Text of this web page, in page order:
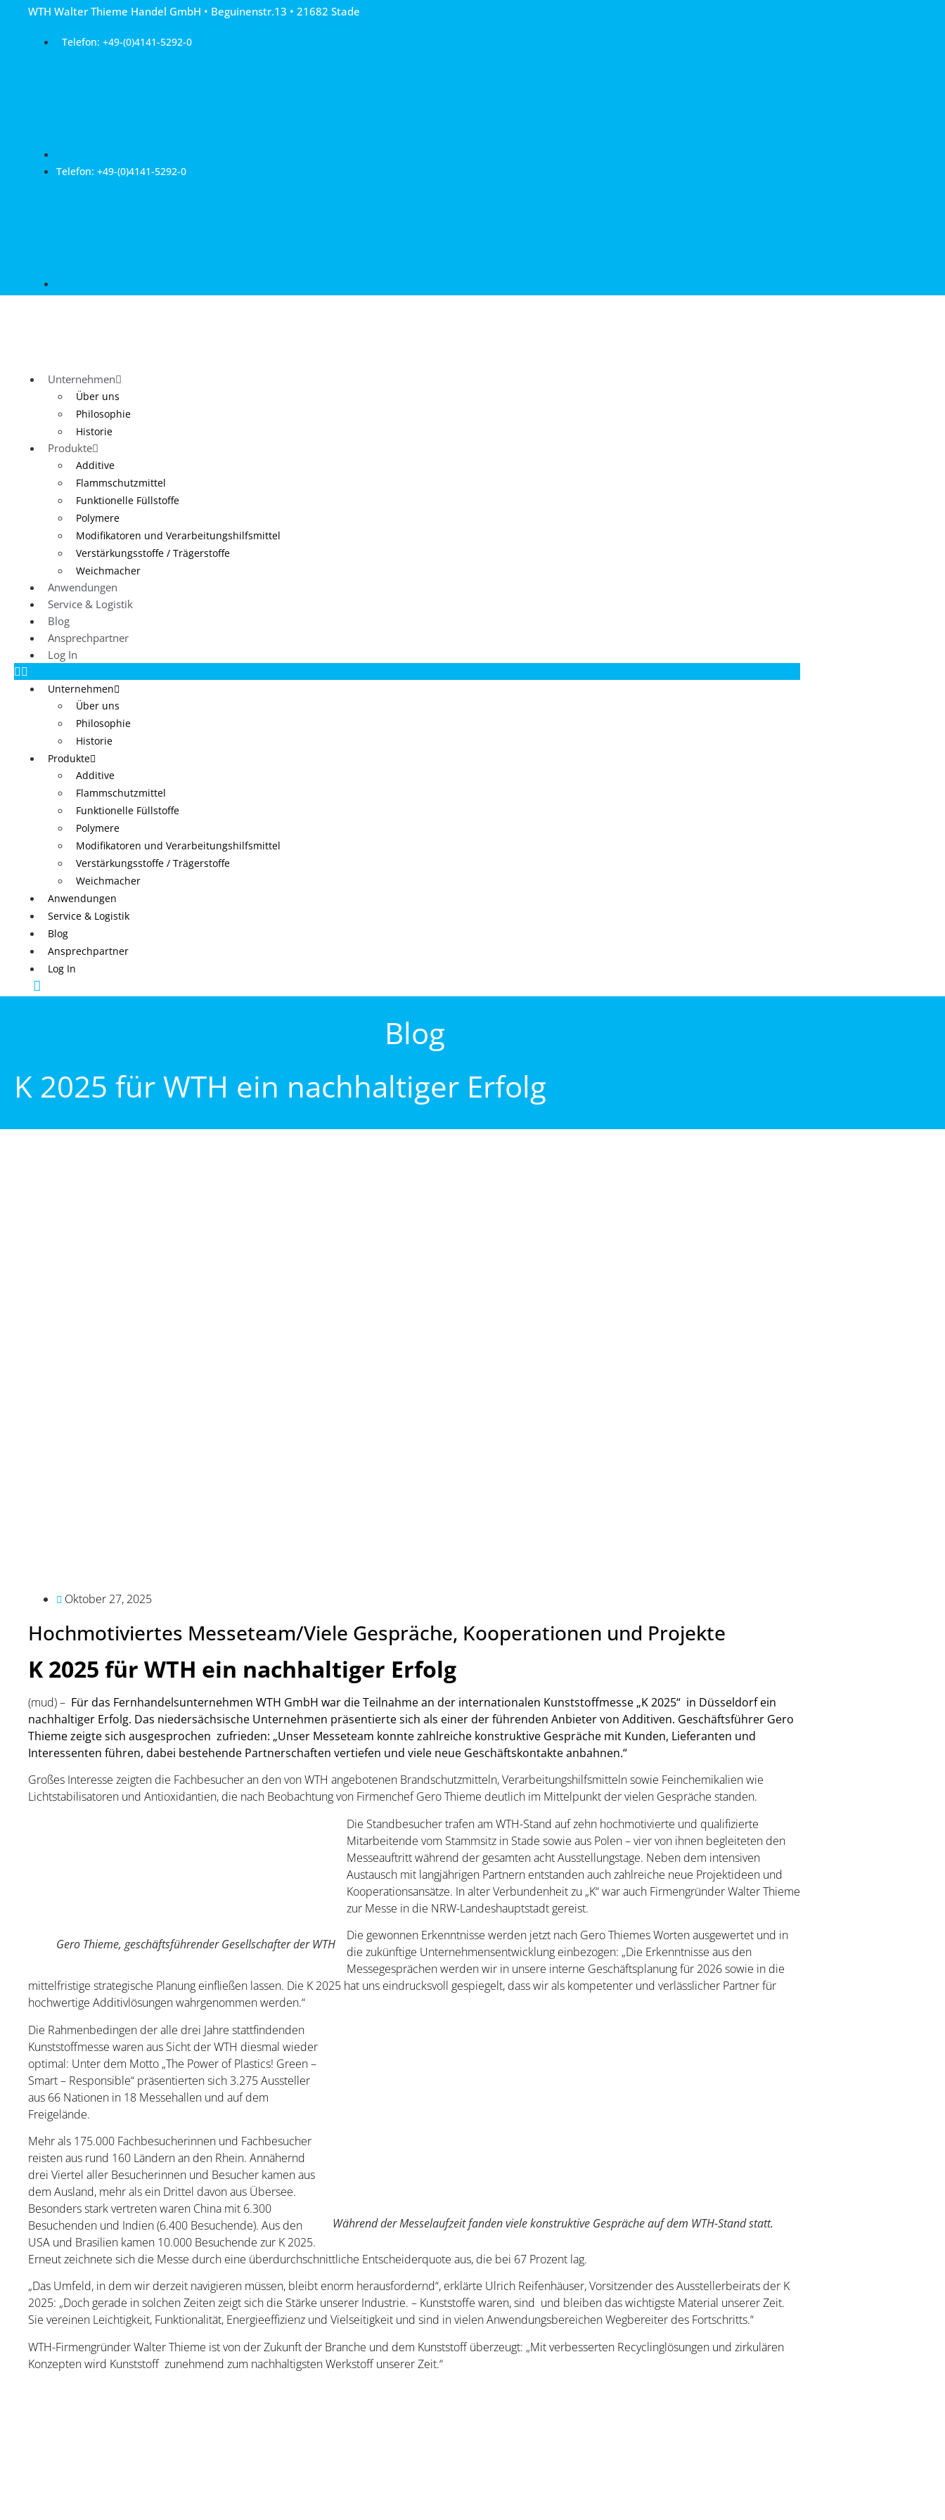
springen
WTH Walter Thieme Handel GmbH • Beguinenstr.13 • 21682 Stade
Telefon: +49-(0)4141-5292-0
Telefon: +49-(0)4141-5292-0
Unternehmen
Über uns
Philosophie
Historie
Produkte
Additive
Flammschutzmittel
Funktionelle Füllstoffe
Polymere
Modifikatoren und Verarbeitungshilfsmittel
Verstärkungsstoffe / Trägerstoffe
Weichmacher
Anwendungen
Service & Logistik
Blog
Ansprechpartner
Log In
Unternehmen
Über uns
Philosophie
Historie
Produkte
Additive
Flammschutzmittel
Funktionelle Füllstoffe
Polymere
Modifikatoren und Verarbeitungshilfsmittel
Verstärkungsstoffe / Trägerstoffe
Weichmacher
Anwendungen
Service & Logistik
Blog
Ansprechpartner
Log In
Blog
K 2025 für WTH ein nachhaltiger Erfolg
Oktober 27, 2025
Hochmotiviertes Messeteam/Viele Gespräche, Kooperationen und Projekte
K 2025 für WTH ein nachhaltiger Erfolg
(mud) – Für das Fernhandelsunternehmen WTH GmbH war die Teilnahme an der internationalen Kunststoffmesse „K 2025“ in Düsseldorf ein
nachhaltiger Erfolg. Das niedersächsische Unternehmen präsentierte sich als einer der führenden Anbieter von Additiven. Geschäftsführer Gero
Thieme zeigte sich ausgesprochen zufrieden: „Unser Messeteam konnte zahlreiche konstruktive Gespräche mit Kunden, Lieferanten und
Interessenten führen, dabei bestehende Partnerschaften vertiefen und viele neue Geschäftskontakte anbahnen.“
Großes Interesse zeigten die Fachbesucher an den von WTH angebotenen Brandschutzmitteln, Verarbeitungshilfsmitteln sowie Feinchemikalien wie
Lichtstabilisatoren und Antioxidantien, die nach Beobachtung von Firmenchef Gero Thieme deutlich im Mittelpunkt der vielen Gespräche standen.
Gero Thieme, geschäftsführender Gesellschafter der WTH
Die Standbesucher trafen am WTH-Stand auf zehn hochmotivierte und qualifizierte
Mitarbeitende vom Stammsitz in Stade sowie aus Polen – vier von ihnen begleiteten den
Messeauftritt während der gesamten acht Ausstellungstage. Neben dem intensiven
Austausch mit langjährigen Partnern entstanden auch zahlreiche neue Projektideen und
Kooperationsansätze. In alter Verbundenheit zu „K“ war auch Firmengründer Walter Thieme
zur Messe in die NRW-Landeshauptstadt gereist.
Die gewonnen Erkenntnisse werden jetzt nach Gero Thiemes Worten ausgewertet und in
die zukünftige Unternehmensentwicklung einbezogen: „Die Erkenntnisse aus den
Messegesprächen werden wir in unsere interne Geschäftsplanung für 2026 sowie in die
mittelfristige strategische Planung einfließen lassen. Die K 2025 hat uns eindrucksvoll gespiegelt, dass wir als kompetenter und verlässlicher Partner für
hochwertige Additivlösungen wahrgenommen werden.“
Während der Messelaufzeit fanden viele konstruktive Gespräche auf dem WTH-Stand statt.
Die Rahmenbedingen der alle drei Jahre stattfindenden
Kunststoffmesse waren aus Sicht der WTH diesmal wieder
optimal: Unter dem Motto „The Power of Plastics! Green –
Smart – Responsible“ präsentierten sich 3.275 Aussteller
aus 66 Nationen in 18 Messehallen und auf dem
Freigelände.
Mehr als 175.000 Fachbesucherinnen und Fachbesucher
reisten aus rund 160 Ländern an den Rhein. Annähernd
drei Viertel aller Besucherinnen und Besucher kamen aus
dem Ausland, mehr als ein Drittel davon aus Übersee.
Besonders stark vertreten waren China mit 6.300
Besuchenden und Indien (6.400 Besuchende). Aus den
USA und Brasilien kamen 10.000 Besuchende zur K 2025.
Erneut zeichnete sich die Messe durch eine überdurchschnittliche Entscheiderquote aus, die bei 67 Prozent lag.
„Das Umfeld, in dem wir derzeit navigieren müssen, bleibt enorm herausfordernd“, erklärte Ulrich Reifenhäuser, Vorsitzender des Ausstellerbeirats der K
2025: „Doch gerade in solchen Zeiten zeigt sich die Stärke unserer Industrie. – Kunststoffe waren, sind und bleiben das wichtigste Material unserer Zeit.
Sie vereinen Leichtigkeit, Funktionalität, Energieeffizienz und Vielseitigkeit und sind in vielen Anwendungsbereichen Wegbereiter des Fortschritts.“
WTH-Firmengründer Walter Thieme ist von der Zukunft der Branche und dem Kunststoff überzeugt: „Mit verbesserten Recyclinglösungen und zirkulären
Konzepten wird Kunststoff zunehmend zum nachhaltigsten Werkstoff unserer Zeit.“